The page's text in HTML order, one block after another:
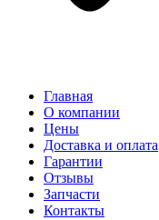
Главная
О компании
Цены
Доставка и оплата
Гарантии
Отзывы
Запчасти
Контакты